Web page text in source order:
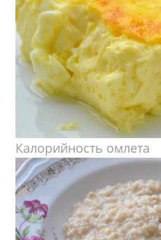
Калорийность омлета